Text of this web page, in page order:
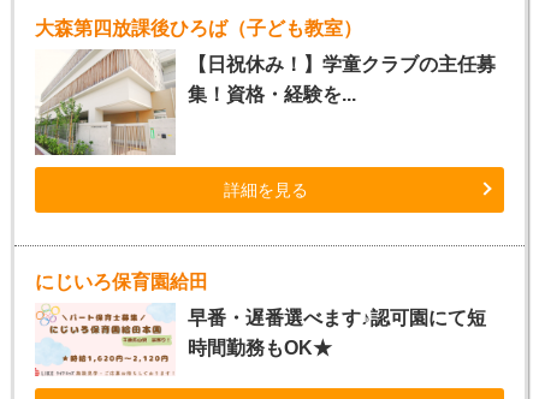
大森第四放課後ひろば（子ども教室）
【日祝休み！】学童クラブの主任募
集！資格・経験を...
詳細を見る
にじいろ保育園給田
早番・遅番選べます♪認可園にて短
時間勤務もOK★